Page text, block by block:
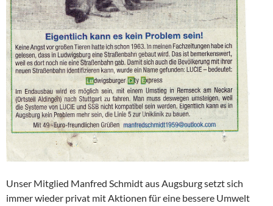
Unser Mitglied Manfred Schmidt aus Augsburg setzt sich
immer wieder privat mit Aktionen für eine bessere Umwelt